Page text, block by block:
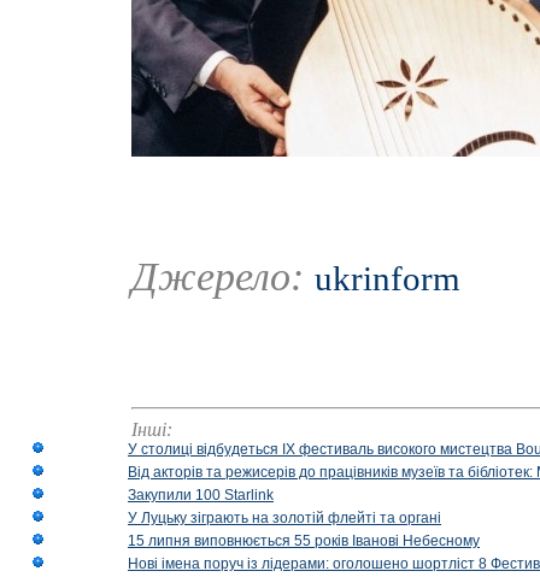
Джерело: ukrinform
Інші:
У столиці відбудеться IX фестиваль високого мистецтва
Від акторів та режисерів до працівників музеїв та
Закупили 100 Starlink
У Луцьку зіграють на золотій флейті та органі
15 липня виповнюється 55 років Іванові Небесному
Нові імена поруч із лідерами: оголошено шортліст 8